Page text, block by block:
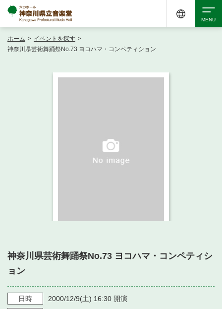
・ フロアマップ
・ よくある質問
・ 空き状況
・ 利用料金
・ 音楽堂のご案内
・ フロアマップ
神奈川県立音楽堂
SNS
ホーム > イベントを探す >
神奈川県芸術舞踊祭No.73 ヨコハマ・コンペティション
神奈川県芸術舞踊祭No.73 ヨコハマ・コンペティシ
ョン
日時 2000/12/9(土) 16:30 開演